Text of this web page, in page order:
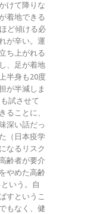
けて降りな
着地できる
ど傾ける必
が辛い。運
ち上がれる
、足が着地
半身も20度
が半減しま
試させて
ることに、
深い話だっ
（日本疫学
なるリスク
齢者が要介
やめた高齢
いう。自
すというこ
もなく、健